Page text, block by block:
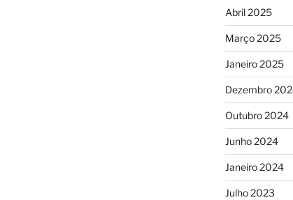
Abril 2025
Março 2025
Janeiro 2025
Dezembro
Outubro 2024
Junho 2024
Janeiro 2024
Julho 2023